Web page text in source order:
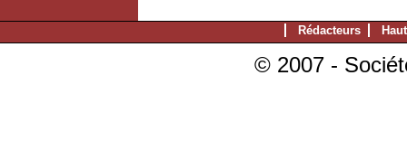
Rédacteurs
© 2007 -